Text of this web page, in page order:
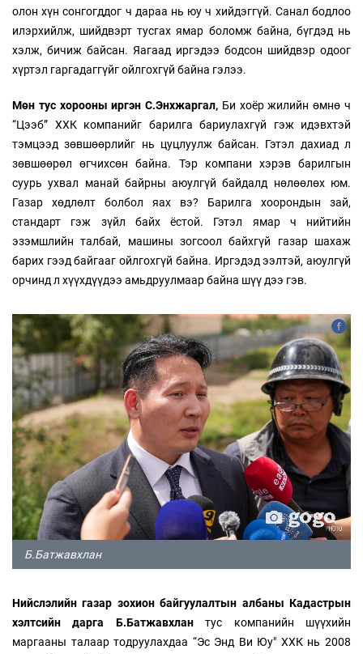
олон хүн сонгогддог ч дараа нь юу ч хийдэггүй. Санал бодлоо
илэрхийлж, шийдвэрт тусгах ямар боломж байна, бүгдэд нь
хэлж, бичиж байсан. Яагаад иргэдээ бодсон шийдвэр одоог
хүртэл гаргадаггүйг ойлгохгүй байна гэлээ.
Мөн тус хорооны иргэн С.Энхжаргал, Би хоёр жилийн өмнө ч
“Цээб” ХХК компанийг барилга бариулахгүй гэж идэвхтэй
тэмцээд зөвшөөрлийг нь цуцлуулж байсан. Гэтэл дахиад л
зөвшөөрөл өгчихсөн байна. Тэр компани хэрэв барилгын
суурь ухвал манай байрны аюулгүй байдалд нөлөөлөх юм.
Газар хөдлөлт болбол яах вэ? Барилга хоорондын зай,
стандарт гэж зүйл байх ёстой. Гэтэл ямар ч нийтийн
эзэмшлийн талбай, машины зогсоол байхгүй газар шахаж
барих гээд байгааг ойлгохгүй байна. Иргэдэд ээлтэй, аюулгүй
орчинд л хүүхдүүдээ амьдруулмаар байна шүү дээ гэв.
Б.Батжавхлан
Нийслэлийн газар зохион байгуулалтын албаны Кадастрын
хэлтсийн дарга
Б.Батжавхлантус компанийн шүүхийн
маргааны талаар тодруулахдаа “Эс Энд Ви Юу" ХХК нь 2008